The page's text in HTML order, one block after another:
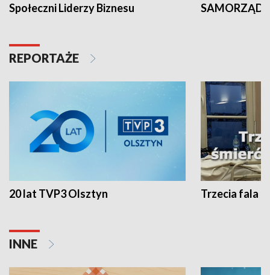
Społeczni Liderzy Biznesu SAMORZĄD
REPORTAŻE
20 lat TVP3 Olsztyn Trzecia fala -
INNE